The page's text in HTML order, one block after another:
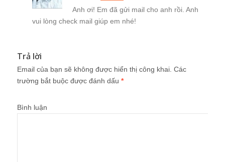
Anh ơi! Em đã gửi mail cho anh rồi. Anh
vui lòng check mail giúp em nhé!
Trả lời
Email của bạn sẽ không được hiển thị công khai. Các
trường bắt buộc được đánh dấu *
Bình luận